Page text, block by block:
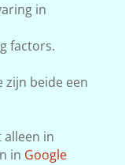
in
factors.
zijn beide een
in
in Google